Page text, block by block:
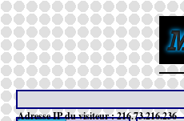
Adresse IP du visiteur : 216.73.216.236